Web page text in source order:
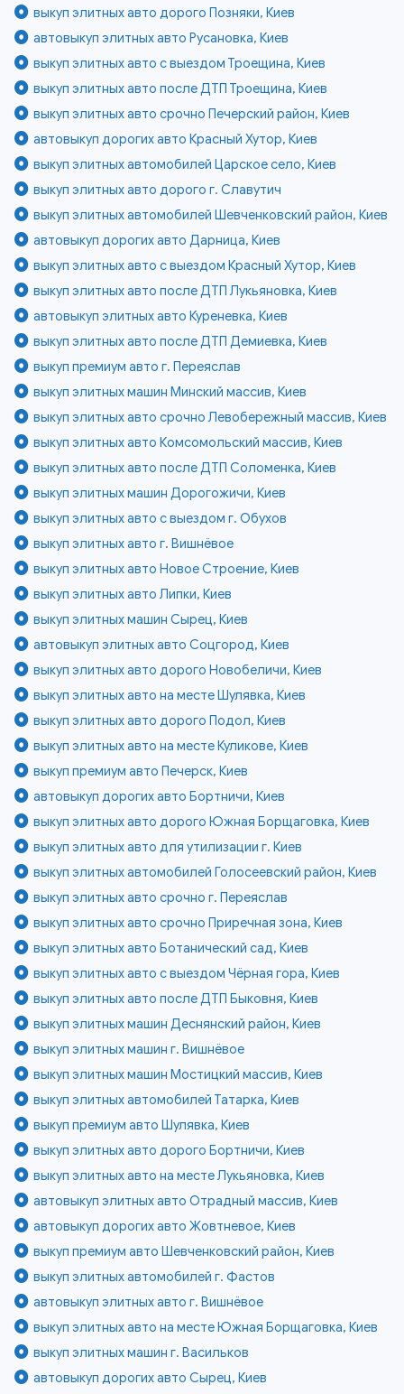
выкуп элитных авто дорого Позняки, Киев
автовыкуп элитных авто Русановка, Киев
выкуп элитных авто с выездом Троещина, Киев
выкуп элитных авто после ДТП Троещина, Киев
выкуп элитных авто срочно Печерский район, Киев
автовыкуп дорогих авто Красный Хутор, Киев
выкуп элитных автомобилей Царское село, Киев
выкуп элитных авто дорого г. Славутич
выкуп элитных автомобилей Шевченковский район, Киев
автовыкуп дорогих авто Дарница, Киев
выкуп элитных авто с выездом Красный Хутор, Киев
выкуп элитных авто после ДТП Лукьяновка, Киев
автовыкуп элитных авто Куреневка, Киев
выкуп элитных авто после ДТП Демиевка, Киев
выкуп премиум авто г. Переяслав
выкуп элитных машин Минский массив, Киев
выкуп элитных авто срочно Левобережный массив, Киев
выкуп элитных авто Комсомольский массив, Киев
выкуп элитных авто после ДТП Соломенка, Киев
выкуп элитных машин Дорогожичи, Киев
выкуп элитных авто с выездом г. Обухов
выкуп элитных авто г. Вишнёвое
выкуп элитных авто Новое Строение, Киев
выкуп элитных авто Липки, Киев
выкуп элитных машин Сырец, Киев
автовыкуп элитных авто Соцгород, Киев
выкуп элитных авто дорого Новобеличи, Киев
выкуп элитных авто на месте Шулявка, Киев
выкуп элитных авто дорого Подол, Киев
выкуп элитных авто на месте Куликове, Киев
выкуп премиум авто Печерск, Киев
автовыкуп дорогих авто Бортничи, Киев
выкуп элитных авто дорого Южная Борщаговка, Киев
выкуп элитных авто для утилизации г. Киев
выкуп элитных автомобилей Голосеевский район, Киев
выкуп элитных авто срочно г. Переяслав
выкуп элитных авто срочно Приречная зона, Киев
выкуп элитных авто Ботанический сад, Киев
выкуп элитных авто с выездом Чёрная гора, Киев
выкуп элитных авто после ДТП Быковня, Киев
выкуп элитных машин Деснянский район, Киев
выкуп элитных машин г. Вишнёвое
выкуп элитных машин Мостицкий массив, Киев
выкуп элитных автомобилей Татарка, Киев
выкуп премиум авто Шулявка, Киев
выкуп элитных авто дорого Бортничи, Киев
выкуп элитных авто на месте Лукьяновка, Киев
автовыкуп элитных авто Отрадный массив, Киев
автовыкуп дорогих авто Жовтневое, Киев
выкуп премиум авто Шевченковский район, Киев
выкуп элитных автомобилей г. Фастов
автовыкуп элитных авто г. Вишнёвое
выкуп элитных авто на месте Южная Борщаговка, Киев
выкуп элитных машин г. Васильков
автовыкуп дорогих авто Сырец, Киев